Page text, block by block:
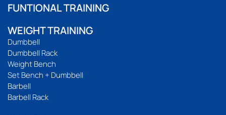
FUNTIONAL TRAINING
WEIGHT TRAINING
Dumbbell
Dumbbell Rack
Weight Bench
Set Bench + Dumbbell
Barbell
Barbell Rack